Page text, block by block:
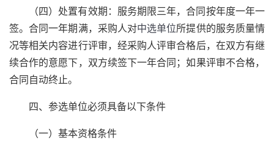
（四）处置有效期：服务期限三年，合同按年度一年一
签。合同一年期满，采购人对中选单位所提供的服务质量情
况等相关内容进行评审，经采购人评审合格后，在双方有继
续合作的意愿下，双方续签下一年合同；如果评审不合格，
合同自动终止。
四、参选单位必须具备以下条件
（一）基本资格条件